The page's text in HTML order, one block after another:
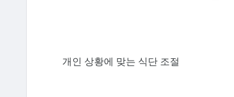
개인 상황에 맞는 식단 조절